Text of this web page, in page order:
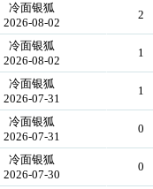
冷面银狐
2026-08-02
2
冷面银狐
2026-08-02
1
冷面银狐
2026-07-31
1
冷面银狐
2026-07-31
0
冷面银狐
2026-07-30
0